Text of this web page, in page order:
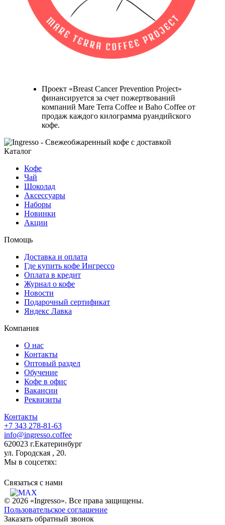
Проект «Breast Cancer Prevention Project»
финансируется за счет пожертвований
компаний Mare Terra Coffee и Baho Coffee от
продаж каждого килограмма руандийского
кофе.
Каталог
Кофе
Чай
Шоколад
Аксессуары
Наборы
Новинки
Акции
Помощь
Доставка и оплата
Где купить кофе Ингрессо
Оплата в кредит
Журнал о кофе
Новости
Подарочный сертификат
Яндекс Лавка
Компания
О нас
Контакты
Оптовый раздел
Обучение
Кофе в офис
Вакансии
Реквизиты
Контакты
+7 343 278-81-63
info@ingresso.coffee
620023 г.Екатеринбург
ул. Городская , 20.
Мы в соцсетях:
Связаться c нами
© 2026 «Ingresso». Все права защищены.
Пользовательское соглашение
Заказать обратный звонок